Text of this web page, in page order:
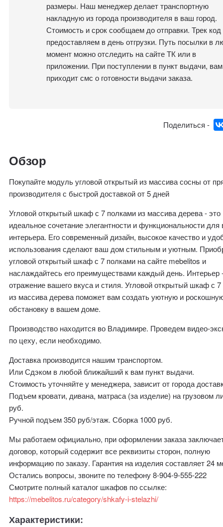
размеры. Наш менеджер делает транспортную
накладную из города производителя в ваш город.
Стоимость и срок сообщаем до отправки. Трек код
предоставляем в день отгрузки. Путь посылки в
момент можно отследить на сайте ТК или в
приложении. При поступлении в пункт выдачи, вам
приходит смс о готовности выдачи заказа.
Поделиться -
Обзор
Покупайте модуль угловой открытый из массива сосны от
производителя с быстрой доставкой от 5 дней
Угловой открытый шкаф с 7 полками из массива дерева - это
идеальное сочетание элегантности и функциональности для
интерьера. Его современный дизайн, высокое качество и
использования сделают ваш дом стильным и уютным.
угловой открытый шкаф с 7 полками на сайте mebelitos и
наслаждайтесь его преимуществами каждый день. Интерьер
отражение вашего вкуса и стиля. Угловой открытый шкаф с
из массива дерева поможет вам создать уютную и
обстановку в вашем доме.
Производство находится во Владимире. Проведем видео-
по цеху, если необходимо.
Доставка производится нашим транспортом.
Или Сдэком в любой ближайший к вам пункт выдачи.
Стоимость уточняйте у менеджера, зависит от города
Подъем кровати, дивана, матраса (за изделие) на грузовом
руб.
Ручной подъем 350 руб/этаж. Сборка 1000 руб.
Мы работаем официально, при оформлении заказа
договор, который содержит все реквизиты сторон, полную
информацию по заказу. Гарантия на изделия составляет 24
Остались вопросы, звоните по телефону 8-904-9-555-222
Смотрите полный каталог шкафов по ссылке:
https://mebelitos.ru/category/shkafy-i-stelazhi/
Характеристики: